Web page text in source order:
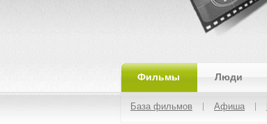
Фильмы Люди
База фильмов Афиша